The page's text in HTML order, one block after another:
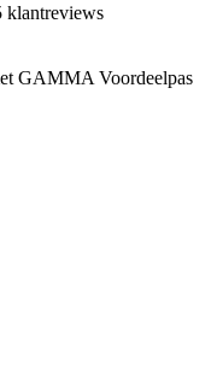
klantreviews
GAMMA Voordeelpas